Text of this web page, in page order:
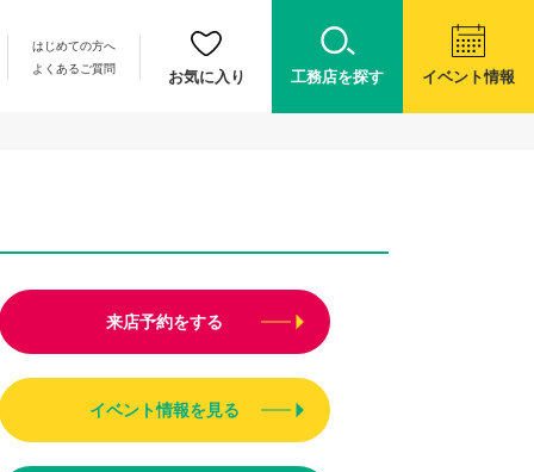
はじめての方へ
よくあるご質問
お気に入り 工務店を探す イベント情報
来店予約をする
イベント情報を見る